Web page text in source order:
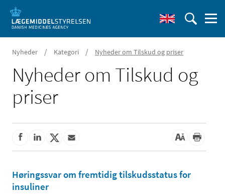
Nyheder / Kategori / Nyheder om Tilskud og priser
Nyheder om Tilskud og
priser
Høringssvar om fremtidig tilskudsstatus for
insuliner